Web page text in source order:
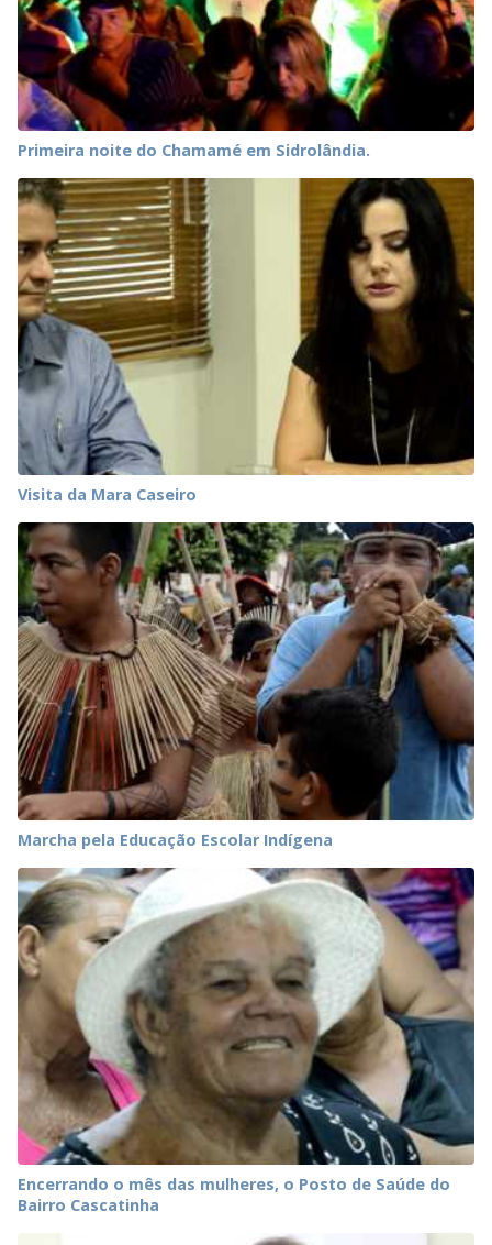
Primeira noite do Chamamé em Sidrolândia.
Visita da Mara Caseiro
Marcha pela Educação Escolar Indígena
Encerrando o mês das mulheres, o Posto de Saúde do
Bairro Cascatinha